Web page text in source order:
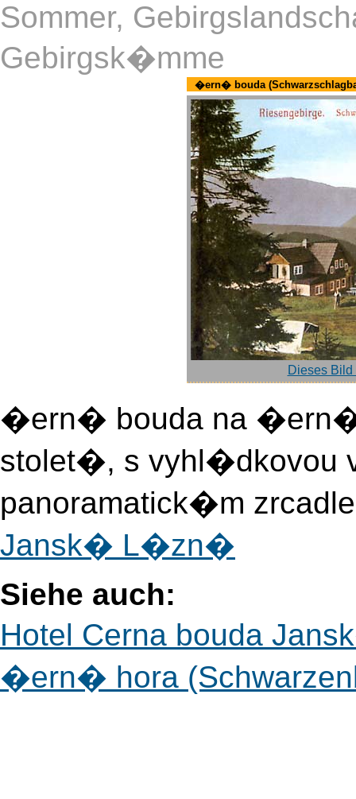
Sommer,
Gebirgsk�mme
�ern� bouda
Dieses Bild
�ern� bouda na
stolet�, s vyhl�dkovou
panoramatick�m
Jansk� L�zn�
Siehe auch:
Hotel Cerna bouda
�ern� hora